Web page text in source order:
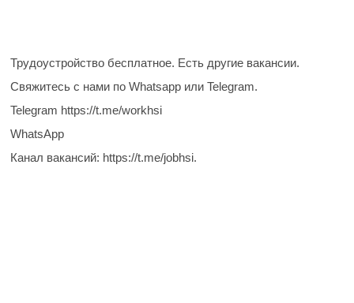
Трудоустройство бесплатное. Есть другие вакансии.
Свяжитесь с нами по Whatsapp или Telegram.
Telegram https://t.me/workhsi
WhatsApp
Канал вакансий: https://t.me/jobhsi.